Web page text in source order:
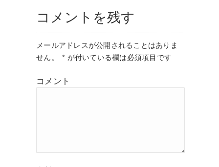
コメントを残す
メールアドレスが公開されることはありま
せん。
* が付いている欄は必須項目です
コメント